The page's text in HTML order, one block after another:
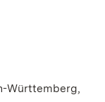
Württemberg,